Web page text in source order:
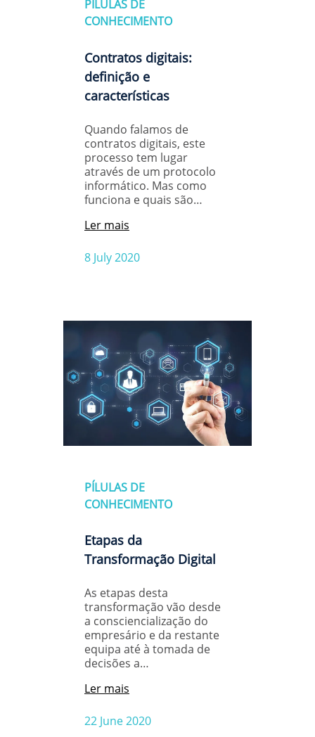
PÍLULAS DE
CONHECIMENTO
Contratos digitais:
definição e
características
Quando falamos de
contratos digitais, este
processo tem lugar
através de um protocolo
informático. Mas como
funciona e quais são…
8 July 2020
Ler mais
PÍLULAS DE
CONHECIMENTO
Etapas da
Transformação Digital
As etapas desta
transformação vão desde
a consciencialização do
empresário e da restante
equipa até à tomada de
decisões a…
22 June 2020
Ler mais